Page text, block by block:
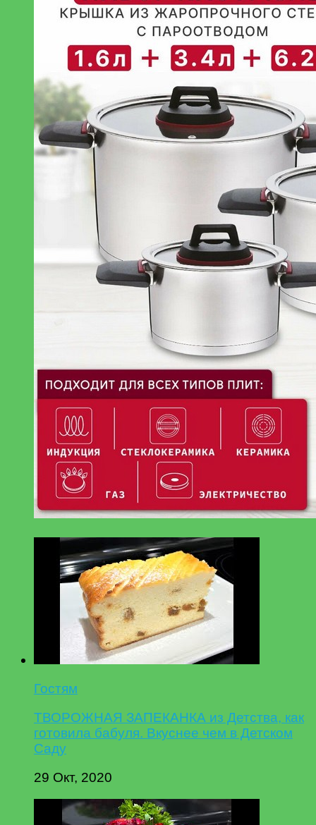
Гостям
ТВОРОЖНАЯ ЗАПЕКАНКА из Детства, как
готовила бабуля. Вкуснее чем в Детском
Саду
29 Окт, 2020